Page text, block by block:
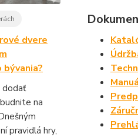
dvere
dodať
na
pravidlá hry,